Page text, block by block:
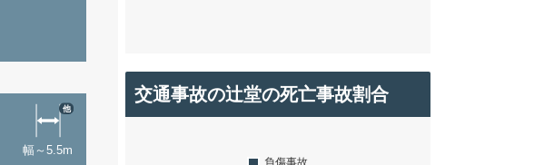
幅～5.5m
他
交通事故の辻堂の死亡事故割合